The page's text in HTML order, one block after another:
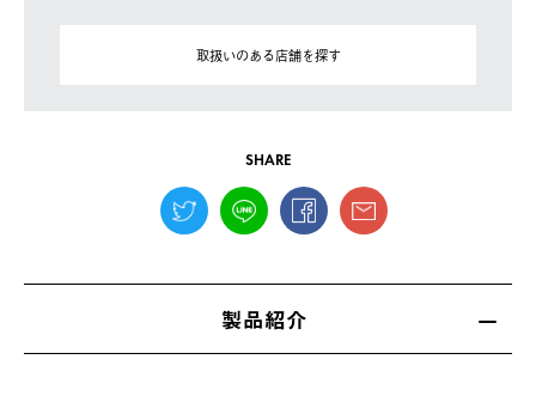
取扱いのある店舗を探す
SHARE
製品紹介